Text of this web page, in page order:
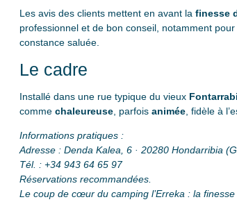
Les avis des clients mettent en avant la finesse
professionnel et de bon conseil, notamment
constance saluée.
Le cadre
Installé dans une rue typique du vieux
comme chaleureuse, parfois animée, fidèle à
Informations pratiques :
Adresse : Denda Kalea, 6 · 20280 Hondarribia
Tél. : +34 943 64 65 97
Réservations recommandées.
Le coup de cœur du camping l’Erreka : la